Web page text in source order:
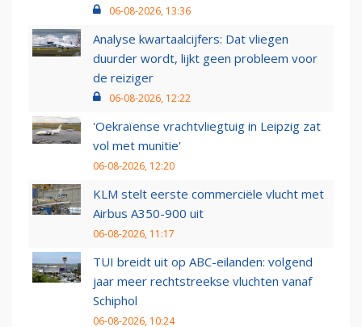
06-08-2026, 13:36
Analyse kwartaalcijfers: Dat vliegen
duurder wordt, lijkt geen probleem voor
de reiziger
06-08-2026, 12:22
'Oekraïense vrachtvliegtuig in Leipzig zat
vol met munitie'
06-08-2026, 12:20
KLM stelt eerste commerciële vlucht met
Airbus A350-900 uit
06-08-2026, 11:17
TUI breidt uit op ABC-eilanden: volgend
jaar meer rechtstreekse vluchten vanaf
Schiphol
06-08-2026, 10:24